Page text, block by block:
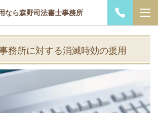
なら森野司法書士事務所
務所に対する消滅時効の援用